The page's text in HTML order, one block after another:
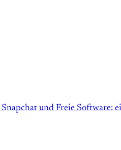
Snapchat und Freie Software: